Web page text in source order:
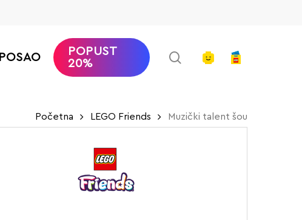
POSAO
POPUST
20%
searchaccount
Početna LEGO Friends Muzički talent šou